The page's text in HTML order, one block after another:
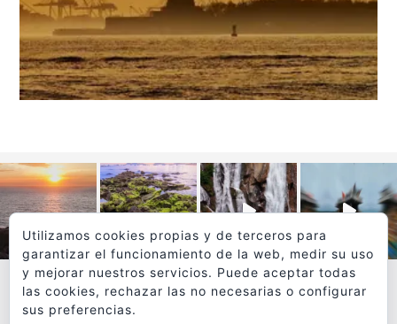
VER MÁS
Utilizamos cookies propias y de terceros para
garantizar el funcionamiento de la web, medir su uso
y mejorar nuestros servicios. Puede aceptar todas
las cookies, rechazar las no necesarias o configurar
sus preferencias.